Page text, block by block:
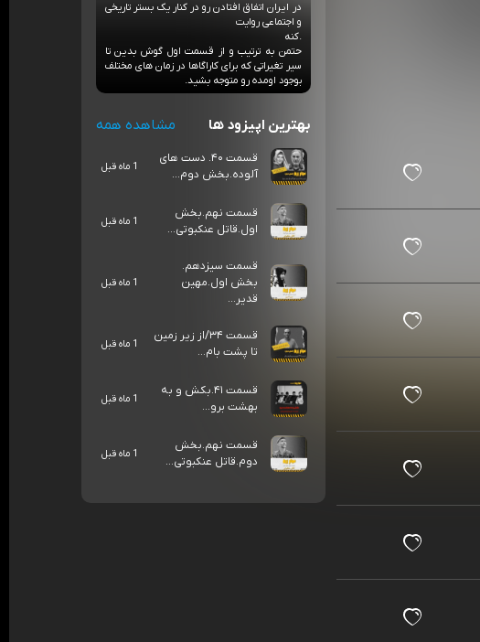
در ایران اتفاق افتادن رو در کنار یک بستر تاریخی
و اجتماعی روایت
.کنه
حتمن به ترتیب و از قسمت اول گوش بدین تا
سیر تغیراتی که برای کاراگاها در زمان های مختلف
بوجود اومده رو متوجه بشید.
بهترین اپیزود ها مشاهده همه
قسمت ۴۰. دست های
آلوده.بخش دوم...
1 ماه قبل
قسمت نهم.بخش
اول.قاتل عنکبوتی...
1 ماه قبل
قسمت سیزدهم.
بخش اول.مهین
قدیر...
1 ماه قبل
قسمت ۳۴/از زیر زمین
تا پشت بام...
1 ماه قبل
قسمت ۴۱.بکش و به
بهشت برو...
1 ماه قبل
قسمت نهم.بخش
دوم.قاتل عنکبوتی...
1 ماه قبل